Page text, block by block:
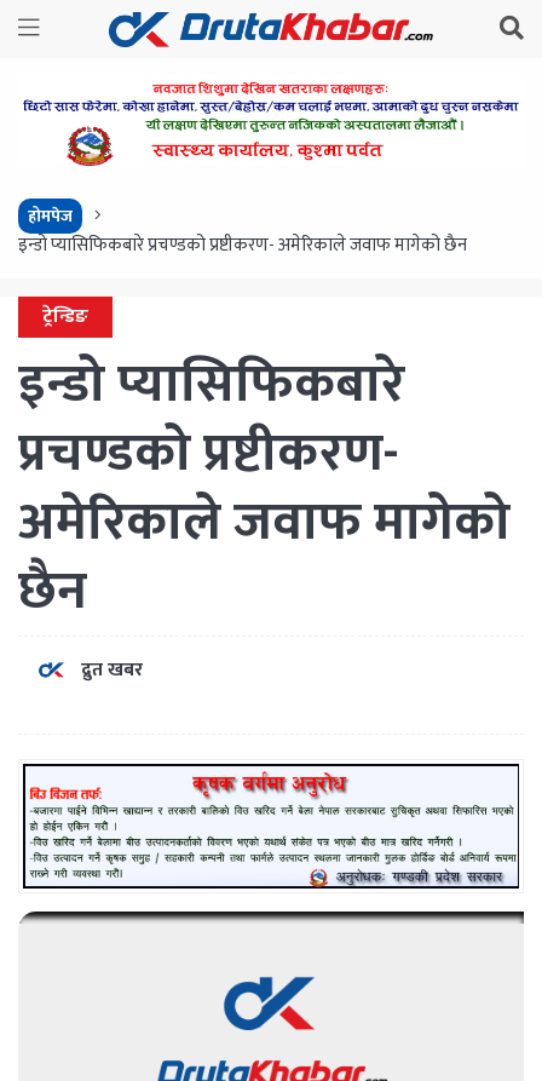
होमपेज
इन्डो प्यासिफिकबारे प्रचण्डको प्रष्टीकरण- अमेरिकाले जवाफ मागेको छैन
ट्रेन्डिङ
इन्डो प्यासिफिकबारे
प्रचण्डको प्रष्टीकरण-
अमेरिकाले जवाफ मागेको
छैन
द्रुत खबर